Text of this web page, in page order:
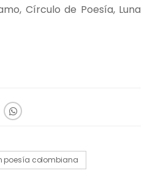
Círculo de Poesía, Luna
poesía colombiana